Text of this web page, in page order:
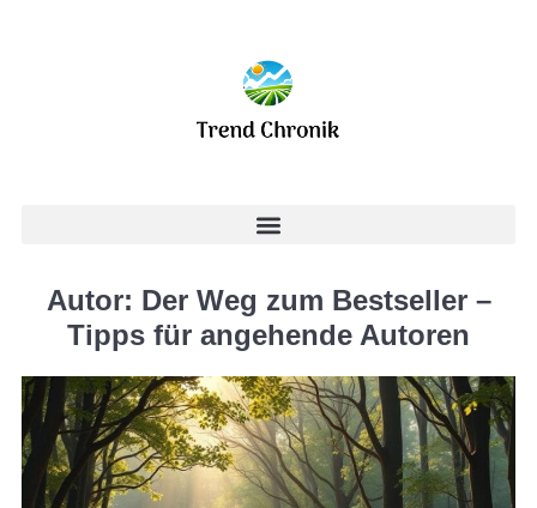
Autor: Der Weg zum Bestseller –
Tipps für angehende Autoren